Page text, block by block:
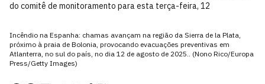
do comitê de monitoramento para esta terça-feira, 12
Incêndio na Espanha: chamas avançam na região da Sierra de la Plata,
próximo à praia de Bolonia, provocando evacuações preventivas em
Atlanterra, no sul do país, no dia 12 de agosto de 2025.. (Nono Rico/Europa
Press/Getty Images)